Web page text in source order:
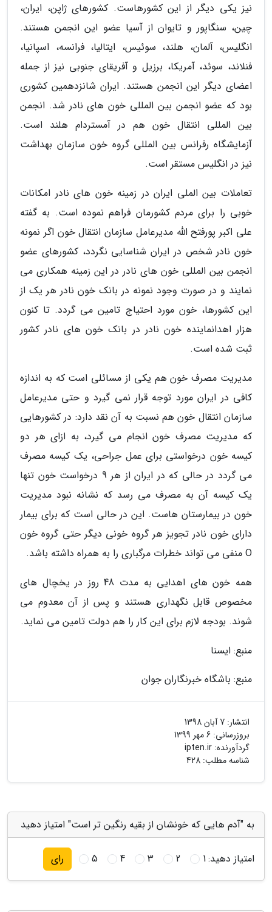
نیز یکی دیگر از این کشورهاست. کشورهای ژاپن، ایران،
چین، سنگاپور و تایوان از آسیا عضو این انجمن هستند.
انگلیس، آلمان، هلند، سوئیس، ایتالیا، فرانسه، اسپانیا،
فنلاند، سوئد، آمریکا، برزیل و آفریقای جنوبی نیز از جمله
اعضای دیگر این انجمن هستند. ایران شانزدهمین کشوری
بود که عضو انجمن بین المللی خون های نادر شد. انجمن
بین المللی انتقال خون هم در آمستردام هلند است.
آزمایشگاه رفرانس بین المللی گروه خون سازمان بهداشت
نیز در انگلیس مستقر است.
تعاملات بین الملی ایران در زمینه خون های نادر امکانات
خوبی را برای مردم کشورمان فراهم نموده است. به گفته
علی اکبر پورفتح الله مدیرعامل سازمان انتقال خون اگر نمونه
خون نادر شخص در ایران شناسایی نگردد، کشورهای عضو
انجمن بین المللی خون های نادر در این زمینه همکاری می
نمایند و در صورت وجود نمونه در بانک خون نادر هر یک از
این کشورها، خون مورد احتیاج تامین می گردد. تا کنون
هزار اهدانماینده خون نادر در بانک خون های نادر کشور
ثبت شده است.
مدیریت مصرف خون هم یکی از مسائلی است که به اندازه
کافی در ایران مورد توجه قرار نمی گیرد و حتی مدیرعامل
سازمان انتقال خون هم نسبت به آن نقد دارد: در کشورهایی
که مدیریت مصرف خون انجام می گیرد، به ازای هر دو
کیسه خون درخواستی برای عمل جراحی، یک کیسه مصرف
می گردد در حالی که در ایران از هر 9 درخواست خون تنها
یک کیسه آن به مصرف می رسد که نشانه نبود مدیریت
خون در بیمارستان هاست. این در حالی است که برای بیمار
دارای خون نادر تجویز هر گروه خونی دیگر حتی گروه خون
O منفی می تواند خطرات مرگباری را به همراه داشته باشد.
همه خون های اهدایی به مدت 48 روز در یخچال های
مخصوص قابل نگهداری هستند و پس از آن معدوم می
شوند. بودجه لازم برای این کار را هم دولت تامین می نماید.
منبع: ایسنا
منبع: باشگاه خبرنگاران جوان
انتشار: 7 آبان 1398
بروزرسانی: 6 مهر 1399
گردآورنده: ipten.ir
شناسه مطلب: 428
به "آدم هایی که خونشان از بقیه رنگین تر است" امتیاز دهید
امتیاز دهید:1
2
3
4
5 رای